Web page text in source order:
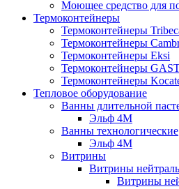
Моющее средство для
Термоконтейнеры
Термоконтейнеры
Термоконтейнеры
Термоконтейнеры Eksi
Термоконтейнеры
Термоконтейнеры
Тепловое оборудование
Ванны длительной
Эльф 4М
Ванны технологические
Эльф 4М
Витрины
Витрины
Витрины